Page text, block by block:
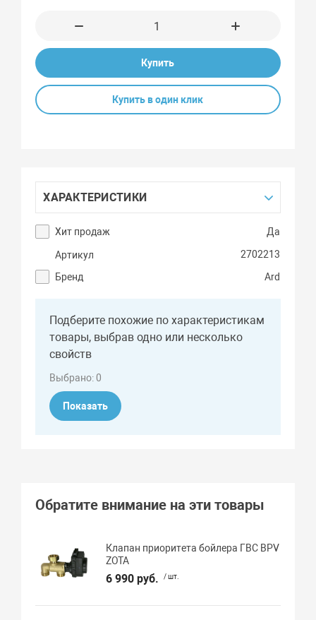
Купить
Купить в один клик
ХАРАКТЕРИСТИКИ
Хит продаж Да
Артикул
2702213
Бренд
Ard
Подберите похожие по характеристикам
товары, выбрав одно или несколько
свойств
Выбрано:0
Показать
Обратите внимание на эти товары
Клапан приоритета бойлера ГВС BPV
ZOTA
6 990 руб. / шт.